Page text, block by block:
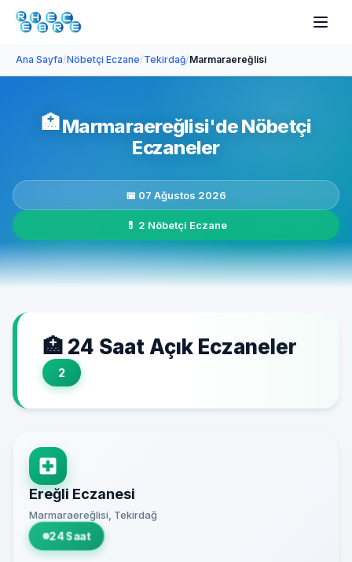
Ana Sayfa/Nöbetçi Eczane/Tekirdağ/Marmaraereğlisi
🏥Marmaraereğlisi'de Nöbetçi
Eczaneler
📅 07 Ağustos 2026
💊 2 Nöbetçi Eczane
🏥 24 Saat Açık Eczaneler
2
Ereğli Eczanesi
Marmaraereğlisi, Tekirdağ
24 Saat